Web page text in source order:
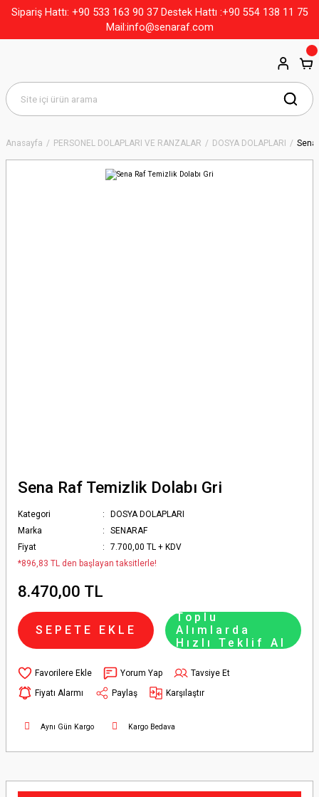
Sipariş Hattı: +90 533 163 90 37Destek Hattı :+90 554 138 11 75
Mail:info@senaraf.com
Anasayfa PERSONEL DOLAPLARI VE RANZALAR DOSYA DOLAPLARI Sena
Sena Raf Temizlik Dolabı Gri
Kategori
DOSYA DOLAPLARI
Marka
SENARAF
Fiyat
7.700,00 TL + KDV
*896,83 TL den başlayan taksitlerle!
8.470,00 TL
SEPETE EKLE
Toplu
Alımlarda
Hızlı Teklif Al
Yorum Yap
Tavsiye Et
Fiyatı Alarmı
Paylaş Karşılaştır
Aynı Gün Kargo Kargo Bedava